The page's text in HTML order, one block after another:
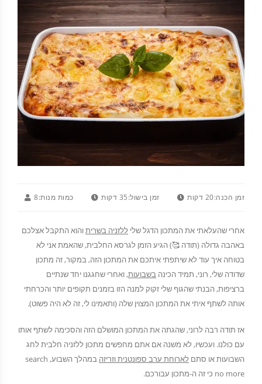
זמן הכנה:20 דקות זמן בישול:35 דקות כמות מנות:8
אחרי שהעלאתי את המתכון הדגל שלי ללזניה בשריתוהוא התקבל אצלכם
באהבה גדולה (תודה 🥰) הגיע הזמן לגרסא החלבית, שהאמת אני לא
בטוחה איך עוד לא שיתפתי איתכם את המתכון הזה, במקור, זה מתכון
שדודה שלי, רוני, תמיד הכינה בשבועות, ואחרי שחגגנו יחד שנתיים
ברציפות, הבנתי שהגוף שלי זקוק למנה הזו בזמנים תקופים יותר והכרחתי
אותה לשתף איתי את המתכון המצוין שלה (ותאמינו לי, זה לא היה פשוט).
אז תודה רבה לרוני, שהגתה את המתכון המושלם הזה והסכימה לשתף אותו
עם כולנו. ועכשיו, לא משנה אם אתם מחפשים מתכון ללזניה חלבית לחג
השבועות או סתם לארוחת ערב ספונטנית וזריזה
במהלך השבוע, search
no more כי זה ה-מתכון עבורכם.